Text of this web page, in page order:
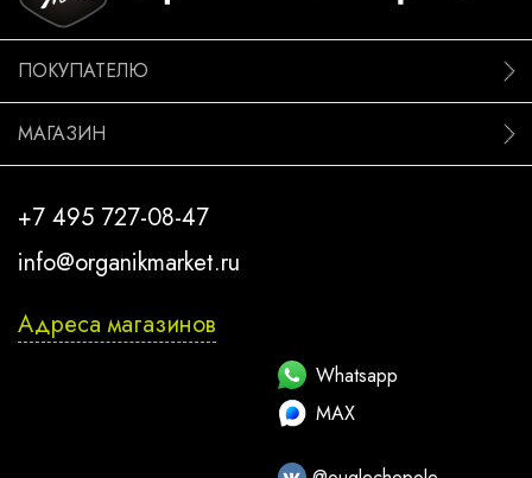
ПОКУПАТЕЛЮ
МАГАЗИН
+7 495 727-08-47
info@organikmarket.ru
Адреса магазинов
Whatsapp
MAX